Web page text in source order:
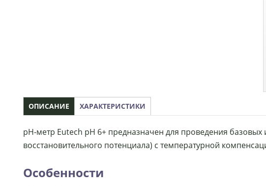
ОПИСАНИЕ ХАРАКТЕРИСТИКИ
рН-метр Eutech рН 6+ предназначен для проведения
восстановительного потенциала) с температурной
Особенности